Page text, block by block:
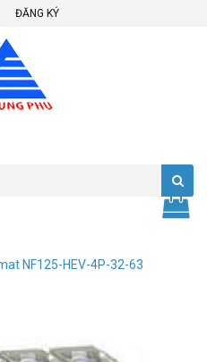
ĐĂNG KÝ
NF125-HEV-4P-32-63